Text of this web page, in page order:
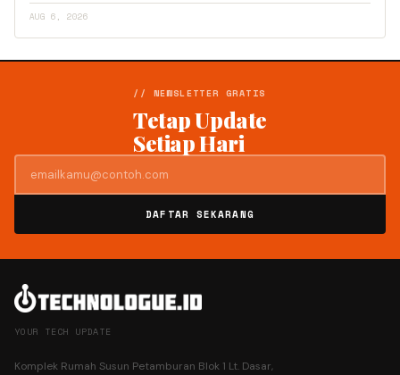
AUG 6, 2026
// NEWSLETTER GRATIS
Tetap Update
Setiap Hari
DAFTAR SEKARANG
YOUR TECH UPDATE
Komplek Rumah Susun Petamburan Blok 1 Lt. Dasar,